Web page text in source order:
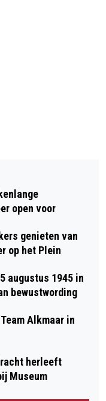
AFSCHEID
BIJ
open voor
genieten van
op het Plein
augustus 1945 in
bewustwording
Alkmaar in
herleeft
Museum